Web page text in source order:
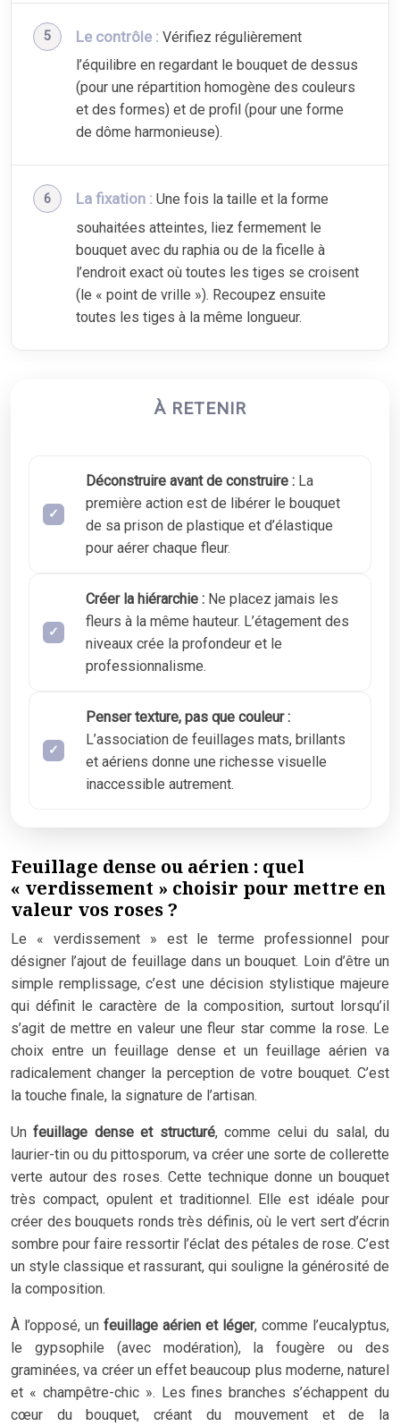
Le contrôle : Vérifiez régulièrement
l’équilibre en regardant le bouquet de dessus
(pour une répartition homogène des couleurs
et des formes) et de profil (pour une forme
de dôme harmonieuse).
La fixation : Une fois la taille et la forme
souhaitées atteintes, liez fermement le
bouquet avec du raphia ou de la ficelle à
l’endroit exact où toutes les tiges se croisent
(le « point de vrille »). Recoupez ensuite
toutes les tiges à la même longueur.
À RETENIR
Déconstruire avant de construire : La
première action est de libérer le bouquet
de sa prison de plastique et d’élastique
pour aérer chaque fleur.
Créer la hiérarchie : Ne placez jamais les
fleurs à la même hauteur. L’étagement des
niveaux crée la profondeur et le
professionnalisme.
Penser texture, pas que couleur :
L’association de feuillages mats, brillants
et aériens donne une richesse visuelle
inaccessible autrement.
Feuillage dense ou aérien : quel
« verdissement » choisir pour mettre en
valeur vos roses ?
Le « verdissement » est le terme professionnel pour
désigner l’ajout de feuillage dans un bouquet. Loin d’être un
simple remplissage, c’est une décision stylistique majeure
qui définit le caractère de la composition, surtout lorsqu’il
s’agit de mettre en valeur une fleur star comme la rose. Le
choix entre un feuillage dense et un feuillage aérien va
radicalement changer la perception de votre bouquet. C’est
la touche finale, la signature de l’artisan.
Unfeuillage dense et structuré, comme celui du salal, du
laurier-tin ou du pittosporum, va créer une sorte de collerette
verte autour des roses. Cette technique donne un bouquet
très compact, opulent et traditionnel. Elle est idéale pour
créer des bouquets ronds très définis, où le vert sert d’écrin
sombre pour faire ressortir l’éclat des pétales de rose. C’est
un style classique et rassurant, qui souligne la générosité de
la composition.
À l’opposé, un feuillage aérien et léger, comme l’eucalyptus,
le gypsophile (avec modération), la fougère ou des
graminées, va créer un effet beaucoup plus moderne, naturel
et « champêtre-chic ». Les fines branches s’échappent du
cœur du bouquet, créant du mouvement et de la